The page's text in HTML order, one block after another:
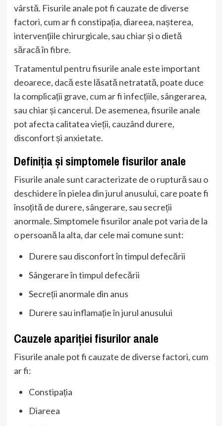
vârstă. Fisurile anale pot fi cauzate de diverse
factori, cum ar fi constipația, diareea, nașterea,
intervențiile chirurgicale, sau chiar și o dietă
săracă în fibre.
Tratamentul pentru fisurile anale este important
deoarece, dacă este lăsată netratată, poate duce
la complicații grave, cum ar fi infecțiile, sângerarea,
sau chiar și cancerul. De asemenea, fisurile anale
pot afecta calitatea vieții, cauzând durere,
disconfort și anxietate.
Definiția și simptomele fisurilor anale
Fisurile anale sunt caracterizate de o ruptură sau o
deschidere în pielea din jurul anusului, care poate fi
însoțită de durere, sângerare, sau secreții
anormale. Simptomele fisurilor anale pot varia de la
o persoană la alta, dar cele mai comune sunt:
Durere sau disconfort în timpul defecării
Sângerare în timpul defecării
Secreții anormale din anus
Durere sau inflamație în jurul anusului
Cauzele apariției fisurilor anale
Fisurile anale pot fi cauzate de diverse factori, cum
ar fi:
Constipația
Diareea